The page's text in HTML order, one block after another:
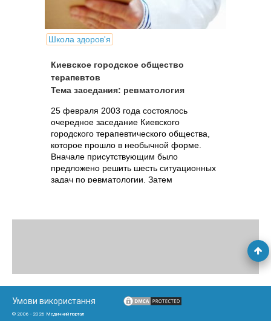
Школа здоров'я
Киевское городское общество
терапевтов
Тема заседания: ревматология
25 февраля 2003 года состоялось
очередное заседание Киевского
городского терапевтического общества,
которое прошло в необычной форме.
Вначале присутствующим было
предложено решить шесть ситуационных
задач по ревматологии. Затем
Умови використання
© 2006 - 2026 Медичний портал